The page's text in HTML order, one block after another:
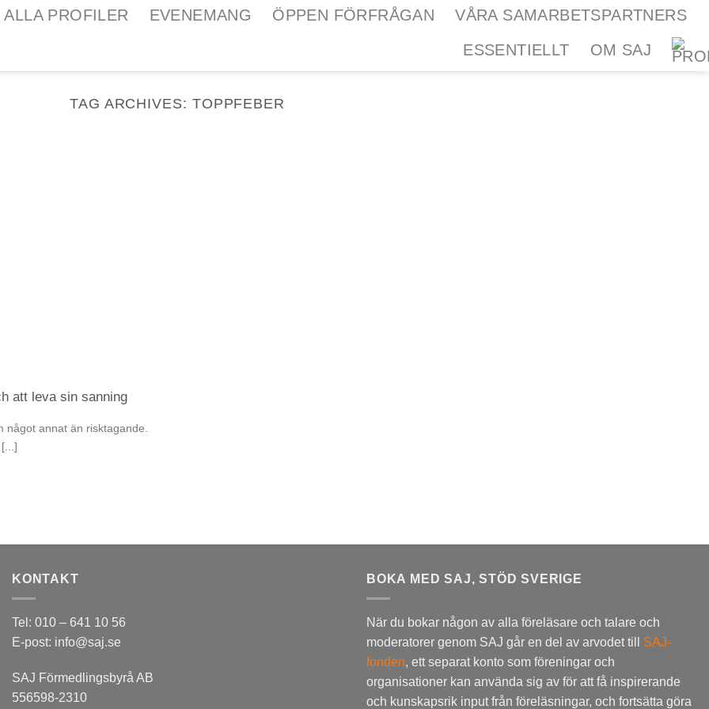
ALLA PROFILER EVENEMANG ÖPPEN FÖRFRÅGAN
VÅRA SAMARBETSPARTNERS
ESSENTIELLT
OM SAJ
TAG ARCHIVES: TOPPFEBER
att leva sin sanning
något annat än risktagande.
KONTAKT
Tel: 010 – 641 10 56
E-post: info@saj.se
SAJ Förmedlingsbyrå AB
556598-2310
BOKA MED SAJ, STÖD SVERIGE
När du bokar någon av alla föreläsare och talare och
moderatorer genom SAJ går en del av arvodet till SAJ-
fonden, ett separat konto som föreningar och
organisationer kan använda sig av för att få inspirerande
och kunskapsrik input från föreläsningar, och fortsätta göra